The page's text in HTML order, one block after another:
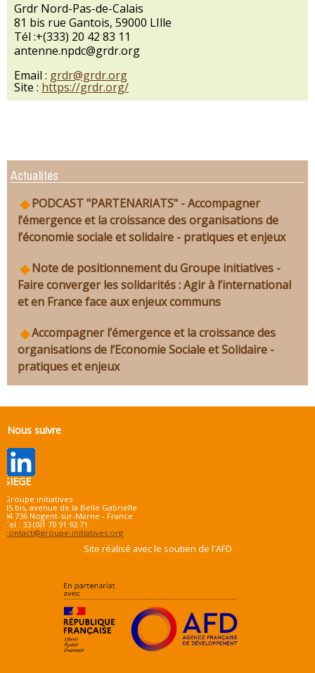
Grdr Nord-Pas-de-Calais
81 bis rue Gantois, 59000 LIlle
Tél :+(333) 20 42 83 11
antenne.npdc@grdr.org
Email : grdr@grdr.org
Site : https://grdr.org/
Actualités
PODCAST "PARTENARIATS" - Accompagner
l’émergence et la croissance des organisations de
l’économie sociale et solidaire - pratiques et enjeux
Note de positionnement du Groupe initiatives -
Faire converger les solidarités : Agir à l’international
et en France face aux enjeux communs
Accompagner l’émergence et la croissance des
organisations de l’Economie Sociale et Solidaire -
pratiques et enjeux
Nous suivre
SIEGE
Groupe initiatives
45 bis, avenue de la Belle Gabrielle
94 736 Nogent-sur-Marne - France
Tel : 33 (0)1 70 91 92 71
contact@groupe-initiatives.org
Site réalisé avec le soutien de l'AFD